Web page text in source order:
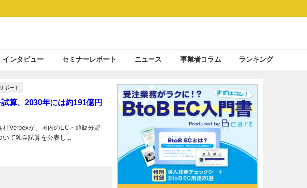
インタビュー セミナーレポート ニュース 事業者コラム ランキング
ポート
算、2030年には約191億円
Verbexが、国内のEC・通販分野
て独自試算を公表し...